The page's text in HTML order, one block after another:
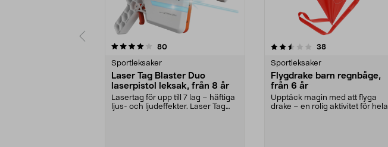
80recensioner
Sportleksaker
Laser Tag Blaster Duo
laserpistol leksak, från 8 år
Lasertag för upp till 7 lag – häftiga
ljus- och ljudeffekter. Laser Tag
2.5 av 5 stjärnor 38recensioner
Sportleksaker
Flygdrake barn regnbåge,
från 6 år
Upptäck magin med att flyga
drake – en rolig aktivitet för hela
3.5 av 5 stjärnor